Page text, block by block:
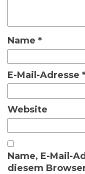
Name *
E-Mail-Adresse
Website
Name, E-Mail-
diesem